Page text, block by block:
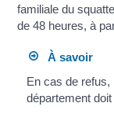
familiale du
de 48 heures, à
À savoir
En cas de refus,
département